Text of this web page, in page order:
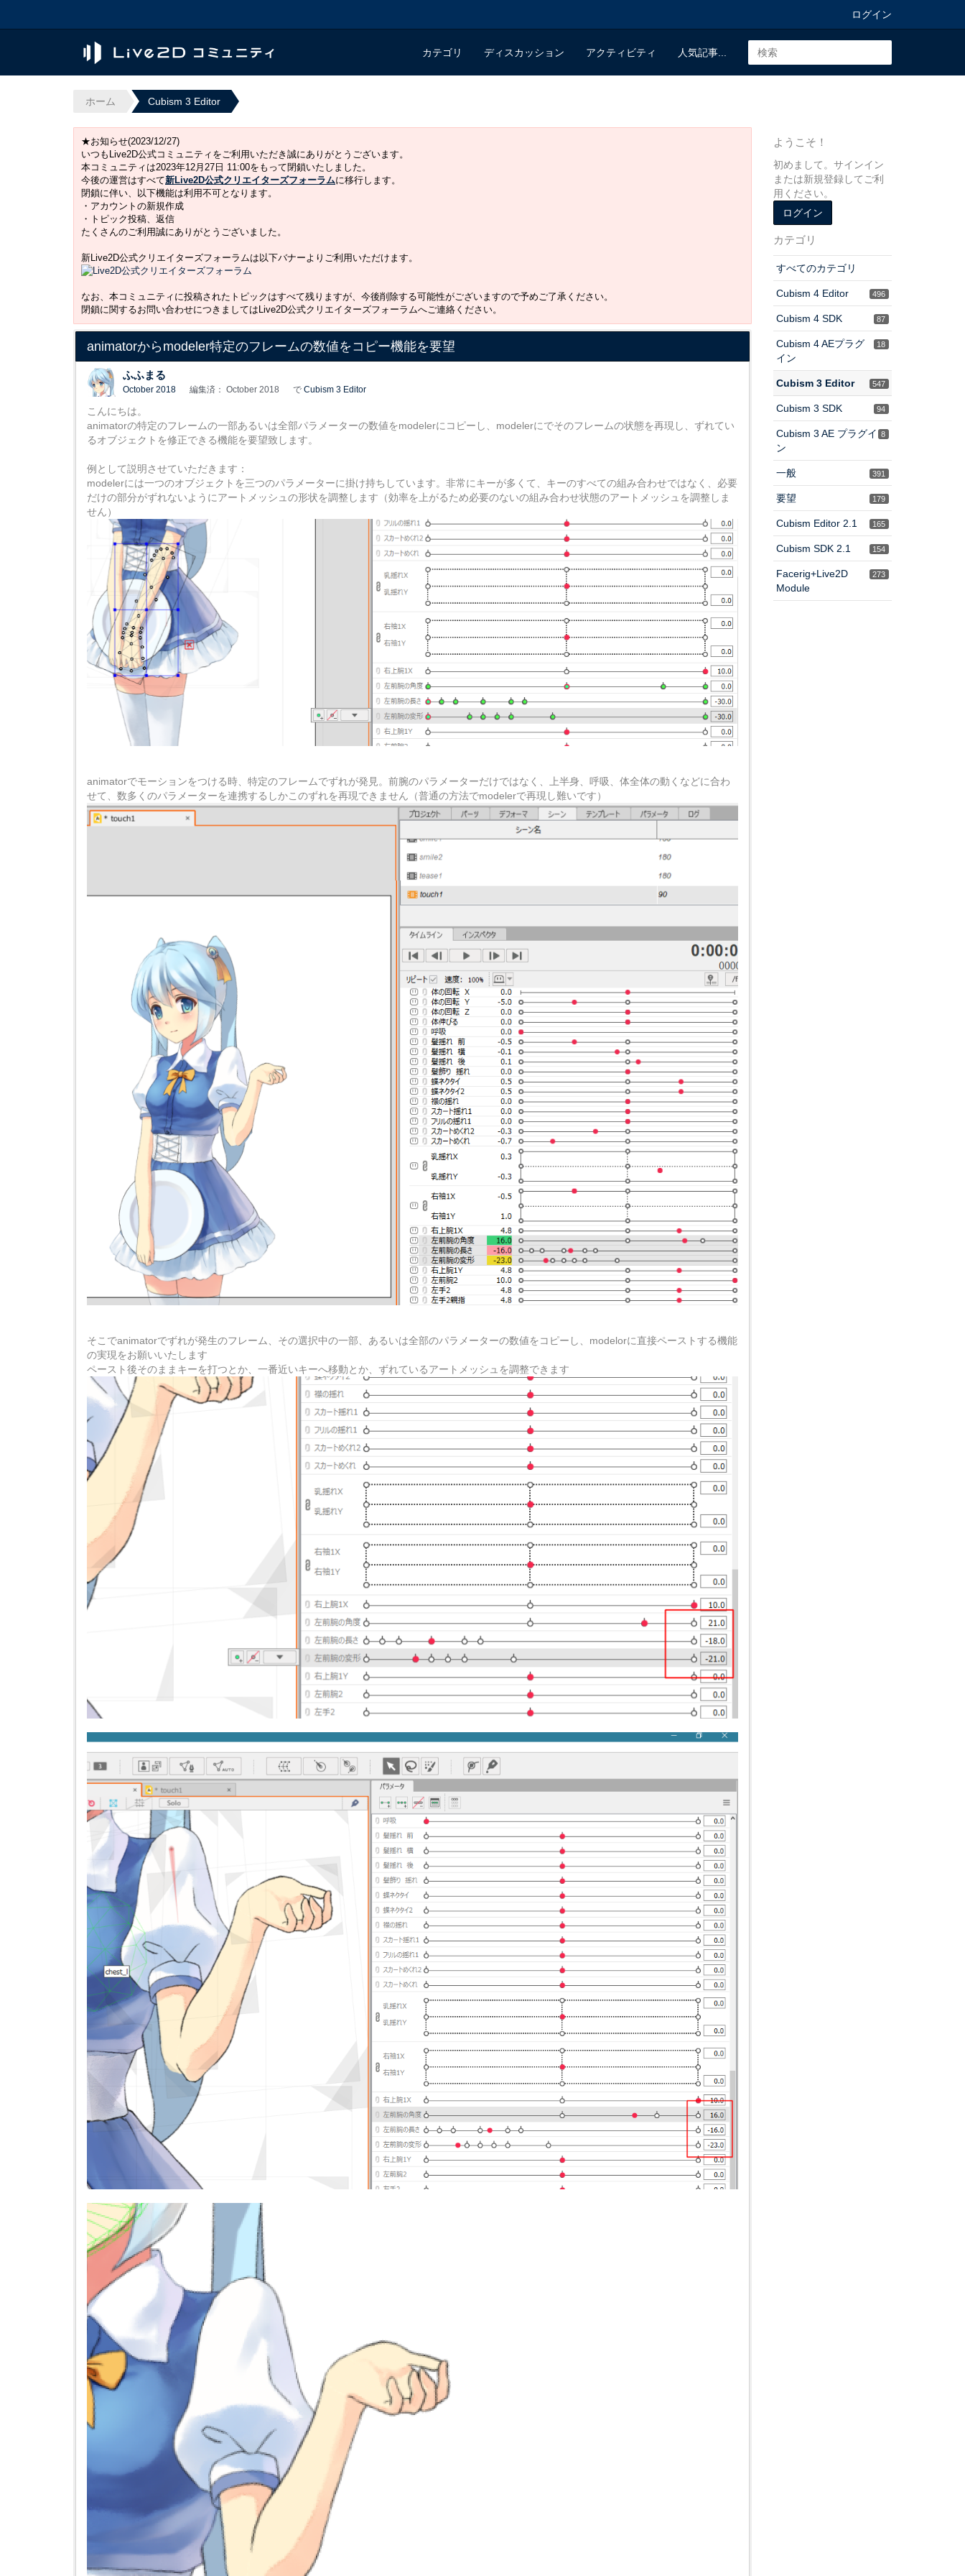
ログイン
カテゴリ ディスカッション アクティビティ 人気記事...
ホーム Cubism 3 Editor
★お知らせ(2023/12/27)
いつもLive2D公式コミュニティをご利用いただき誠にありがとうございます。
本コミュニティは2023年12月27日 11:00をもって閉鎖いたしました。
今後の運営はすべて新Live2D公式クリエイターズフォーラムに移行します。
閉鎖に伴い、以下機能は利用不可となります。
・アカウントの新規作成
・トピック投稿、返信
たくさんのご利用誠にありがとうございました。
新Live2D公式クリエイターズフォーラムは以下バナーよりご利用いただけます。
なお、本コミュニティに投稿されたトピックはすべて残りますが、今後削除する可能性がございますので予めご了承ください。
閉鎖に関するお問い合わせにつきましてはLive2D公式クリエイターズフォーラムへご連絡ください。
animatorからmodeler特定のフレームの数値をコピー機能を要望
ふふまる
October 2018 編集済： October 2018 で Cubism 3 Editor
こんにちは。
animatorの特定のフレームの一部あるいは全部パラメーターの数値をmodelerにコピーし、modelerにでそのフレームの状態を再現し、ずれてい
るオブジェクトを修正できる機能を要望致します。
例として説明させていただきます：
modelerには一つのオブジェクトを三つのパラメーターに掛け持ちしています。非常にキーが多くて、キーのすべての組み合わせではなく、必要
だけの部分がずれないようにアートメッシュの形状を調整します（効率を上がるため必要のないの組み合わせ状態のアートメッシュを調整しま
せん）
animatorでモーションをつける時、特定のフレームでずれが発見。前腕のパラメーターだけではなく、上半身、呼吸、体全体の動くなどに合わ
せて、数多くのパラメーターを連携するしかこのずれを再現できません（普通の方法でmodelerで再現し難いです）
そこでanimatorでずれが発生のフレーム、その選択中の一部、あるいは全部のパラメーターの数値をコピーし、modelorに直接ペーストする機能
の実現をお願いいたします
ペースト後そのままキーを打つとか、一番近いキーへ移動とか、ずれているアートメッシュを調整できます
ようこそ！
初めまして。サインイン
または新規登録してご利
用ください。
ログイン
カテゴリ
すべてのカテゴリ
496
Cubism 4 Editor
87
Cubism 4 SDK
18
Cubism 4 AEプラグ
イン
547
Cubism 3 Editor
94
Cubism 3 SDK
8
Cubism 3 AE プラグイ
ン
391
一般
179
要望
165
Cubism Editor 2.1
154
Cubism SDK 2.1
273
Facerig+Live2D
Module